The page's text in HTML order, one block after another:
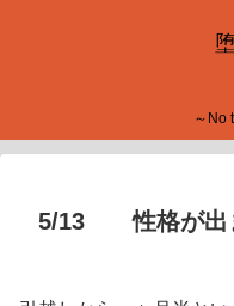
～No
5/13 性格が出